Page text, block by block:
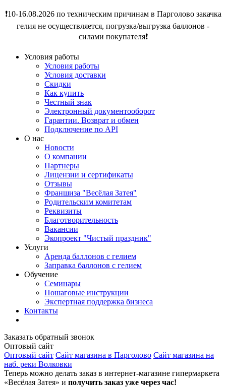
❗️10-16.08.2026 по техническим причинам в Парголово закачка
гелия не осуществляется, погрузка/выгрузка баллонов -
силами покупателя❗️
Условия работы
Условия работы
Условия доставки
Скидки
Как купить
Честный знак
Электронный документооборот
Гарантии. Возврат и обмен
Подключение по API
О нас
Новости
О компании
Партнеры
Лицензии и сертификаты
Отзывы
Франшиза "Весёлая Затея"
Родительским комитетам
Реквизиты
Благотворительность
Вакансии
Экопроект "Чистый праздник"
Услуги
Аренда баллонов с гелием
Заправка баллонов с гелием
Обучение
Семинары
Пошаговые инструкции
Экспертная поддержка бизнеса
Контакты
Заказать обратный звонок
Оптовый сайт
Оптовый сайт Сайт магазина в Парголово Сайт магазина на
наб. реки Волковки
Теперь можно делать заказ в интернет-магазине гипермаркета
«Весёлая Затея» и получить заказ уже через час!